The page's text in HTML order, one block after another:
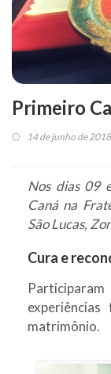
Primeiro
14 de junho de 2018
Nos dias 09
Caná na
São Lucas,
Cura e
matrimônio.